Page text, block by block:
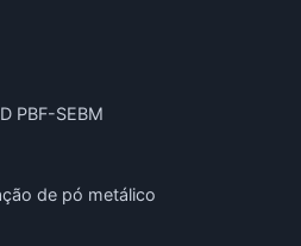
PBF-SEBM
de pó metálico